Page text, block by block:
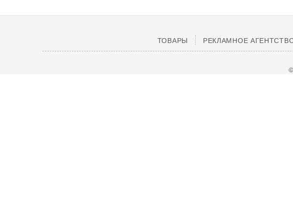
ТОВАРЫ РЕКЛАМНОЕ